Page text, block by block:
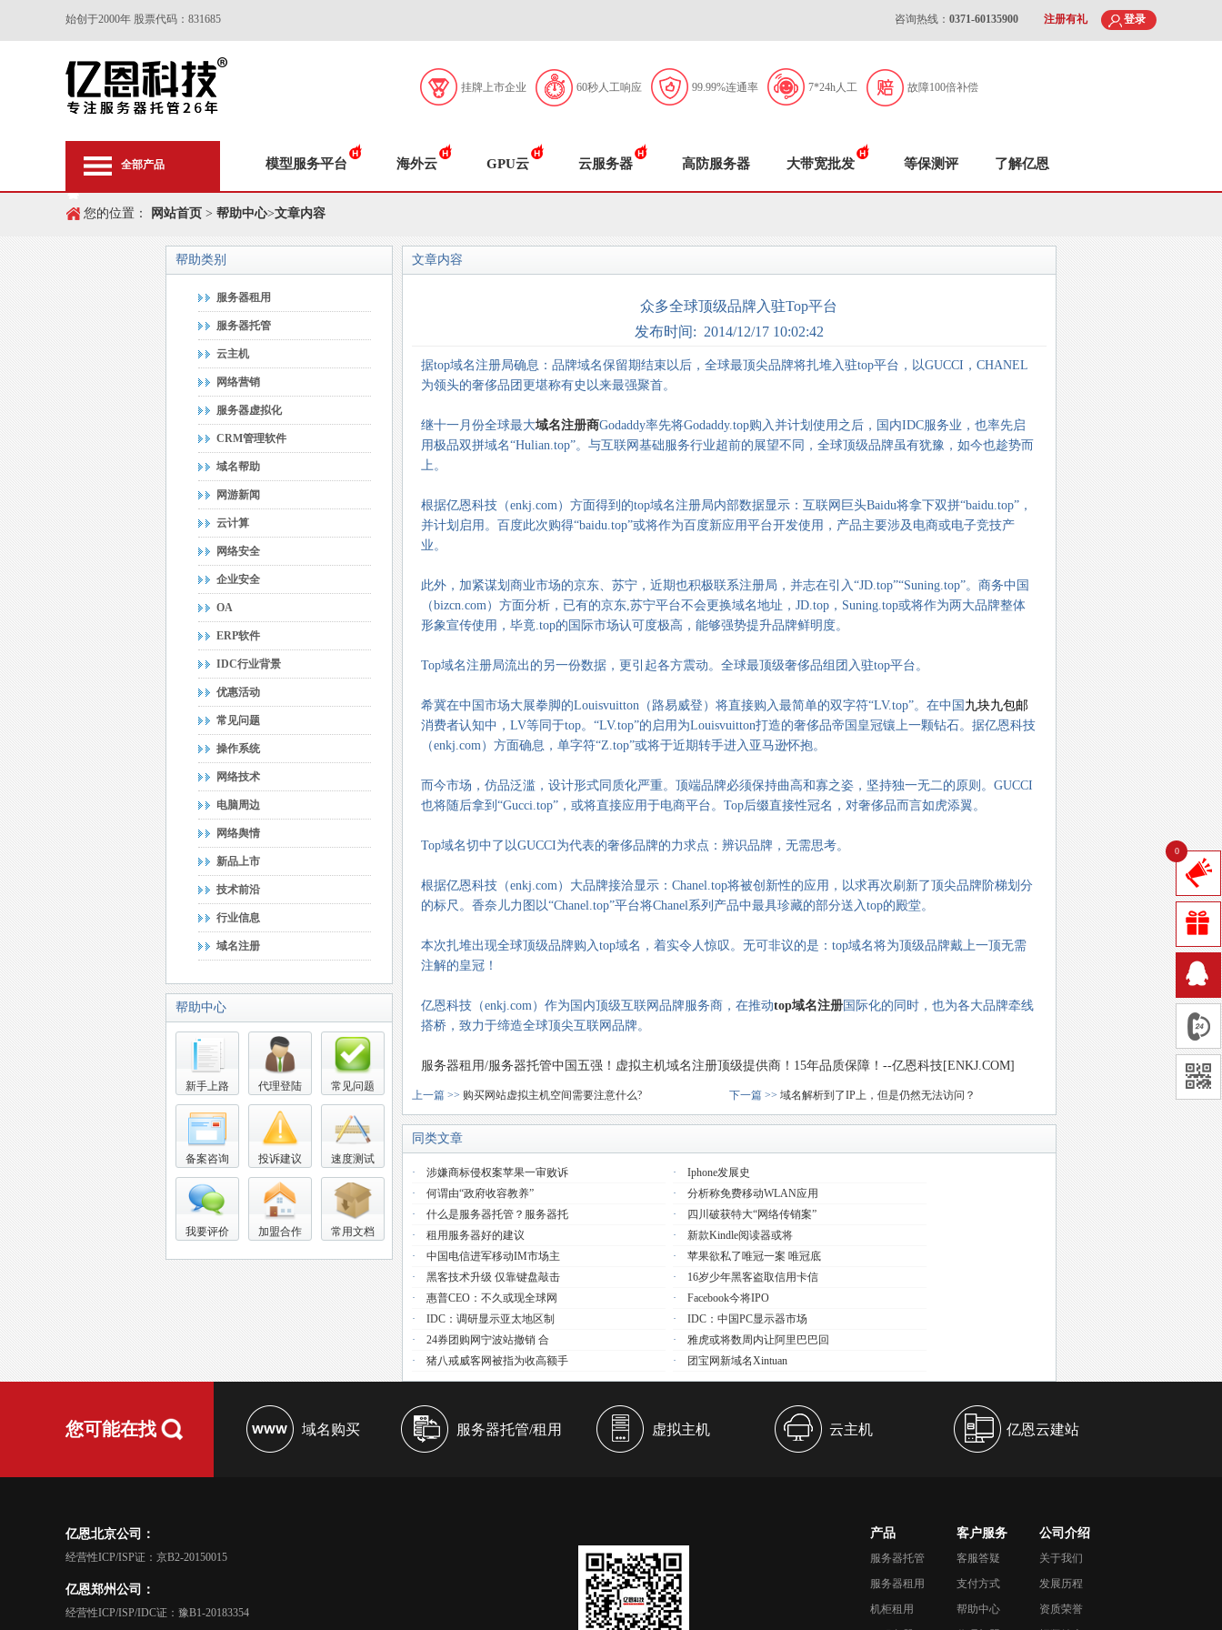
始创于2000年 股票代码：831685 咨询热线： 0371-60135900 注册有礼 登录
挂牌上市企业 60秒人工响应 99.99%连通率 7*24h人工 故障100倍补偿
全部产品 模型服务平台 海外云 GPU云 云服务器 高防服务器 大带宽批发 等保测评 了解亿恩
您的位置： 网站首页 > 帮助中心>文章内容
帮助类别
服务器租用
服务器托管
云主机
网络营销
服务器虚拟化
CRM管理软件
域名帮助
网游新闻
云计算
网络安全
企业安全
OA
ERP软件
IDC行业背景
优惠活动
常见问题
操作系统
网络技术
电脑周边
网络舆情
新品上市
技术前沿
行业信息
域名注册
帮助中心
新手上路 代理登陆 常见问题
备案咨询 投诉建议 速度测试
我要评价 加盟合作 常用文档
文章内容
众多全球顶级品牌入驻Top平台
发布时间: 2014/12/17 10:02:42
据top域名注册局确息：品牌域名保留期结束以后，全球最顶尖品牌将扎堆入驻top平台，以GUCCI，CHANEL
为领头的奢侈品团更堪称有史以来最强聚首。
继十一月份全球最大域名注册商Godaddy率先将Godaddy.top购入并计划使用之后，国内IDC服务业，也率先启
用极品双拼域名“Hulian.top”。与互联网基础服务行业超前的展望不同，全球顶级品牌虽有犹豫，如今也趁势而
上。
根据亿恩科技（enkj.com） 方面得到的top域名注册局内部数据显示：互联网巨头Baidu将拿下双拼“baidu.top”，
并计划启用。百度此次购得“baidu.top”或将作为百度新应用平台开发使用，产品主要涉及电商或电子竞技产
业。
此外，加紧谋划商业市场的京东、苏宁，近期也积极联系注册局，并志在引入“JD.top”“Suning.top”。商务中国
（bizcn.com）方面分析，已有的京东,苏宁平台不会更换域名地址，JD.top，Suning.top或将作为两大品牌整体
形象宣传使用，毕竟.top的国际市场认可度极高，能够强势提升品牌鲜明度。
Top域名注册局流出的另一份数据，更引起各方震动。全球最顶级奢侈品组团入驻top平台。
希冀在中国市场大展拳脚的Louisvuitton（路易威登）将直接购入最简单的双字符“LV.top”。在中国 九块九包邮
消费者认知中，LV等同于top。“LV.top”的启用为Louisvuitton打造的奢侈品帝国皇冠镶上一颗钻石。据亿恩科技
（enkj.com） 方面确息，单字符“Z.top”或将于近期转手进入亚马逊怀抱。
而今市场，仿品泛滥，设计形式同质化严重。顶端品牌必须保持曲高和寡之姿，坚持独一无二的原则。GUCCI
也将随后拿到“Gucci.top”，或将直接应用于电商平台。Top后缀直接性冠名，对奢侈品而言如虎添翼。
Top域名切中了以GUCCI为代表的奢侈品牌的力求点：辨识品牌，无需思考。
根据亿恩科技（enkj.com）大品牌接洽显示：Chanel.top将被创新性的应用，以求再次刷新了顶尖品牌阶梯划分
的标尺。香奈儿力图以“Chanel.top”平台将Chanel系列产品中最具珍藏的部分送入top的殿堂。
本次扎堆出现全球顶级品牌购入top域名，着实令人惊叹。无可非议的是：top域名将为顶级品牌戴上一顶无需
注解的皇冠！
亿恩科技（enkj.com） 作为国内顶级互联网品牌服务商，在推动top域名注册 国际化的同时，也为各大品牌牵线
搭桥，致力于缔造全球顶尖互联网品牌。
服务器租用/服务器托管中国五强！虚拟主机域名注册顶级提供商！15年品质保障！--亿恩科技[ENKJ.COM]
上一篇 >> 购买网站虚拟主机空间需要注意什么? 下一篇 >> 域名解析到了IP上，但是仍然无法访问？
同类文章
· 涉嫌商标侵权案苹果一审败诉 ·Iphone发展史
· 何谓由“政府收容教养” ·分析称免费移动WLAN应用
· 什么是服务器托管？服务器托 ·
四川破获特大“网络传销案”
· 租用服务器好的建议 ·新款Kindle阅读器或将
· 中国电信进军移动IM市场主 ·苹果欲私了唯冠一案 唯冠底
· 黑客技术升级 仅靠键盘敲击 · 16岁少年黑客盗取信用卡信
· 惠普CEO：不久或现全球网 ·Facebook今将IPO
· IDC：调研显示亚太地区制 ·IDC：中国PC显示器市场
· 24券团购网宁波站撤销 合 ·雅虎或将数周内让阿里巴巴回
· 猪八戒威客网被指为收高额手 · 团宝网新域名xintuan
您可能在找 域名购买 服务器托管/租用 虚拟主机 云主机 亿恩云建站
亿恩北京公司：
经营性ICP/ISP证：京B2-20150015
亿恩郑州公司：
经营性ICP/ISP/IDC证：豫B1-20183354
产品
服务器托管
服务器租用
机柜租用
客户服务
客服答疑
支付方式
帮助中心
公司介绍
关于我们
发展历程
资质荣誉
0